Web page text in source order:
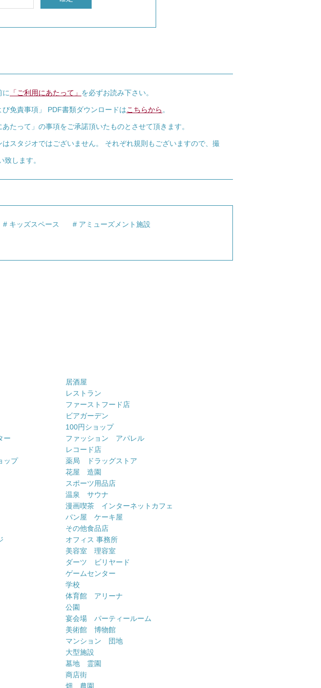
に 「ご利用にあたって」 を必ずお読み下さい。
び免責事項」 PDF書類ダウンロードはこちらから 。
たって」の事項をご承諾頂いたものとさせて頂きます。
スタジオではございません。 それぞれ規則もございますので、撮
します。
キッズスペース アミューズメント施設
居酒屋
レストラン
ファーストフード店
ビアガーデン
100円ショップ
ー
ファッション アパレル
レコード店
ップ
薬局 ドラッグストア
花屋 造園
スポーツ用品店
温泉 サウナ
漫画喫茶 インターネットカフェ
パン屋 ケーキ屋
その他食品店
オフィス 事務所
美容室 理容室
ダーツ ビリヤード
ゲームセンター
学校
体育館 アリーナ
公園
宴会場 パーティールーム
美術館 博物館
マンション 団地
大型施設
墓地 霊園
商店街
畑 農園